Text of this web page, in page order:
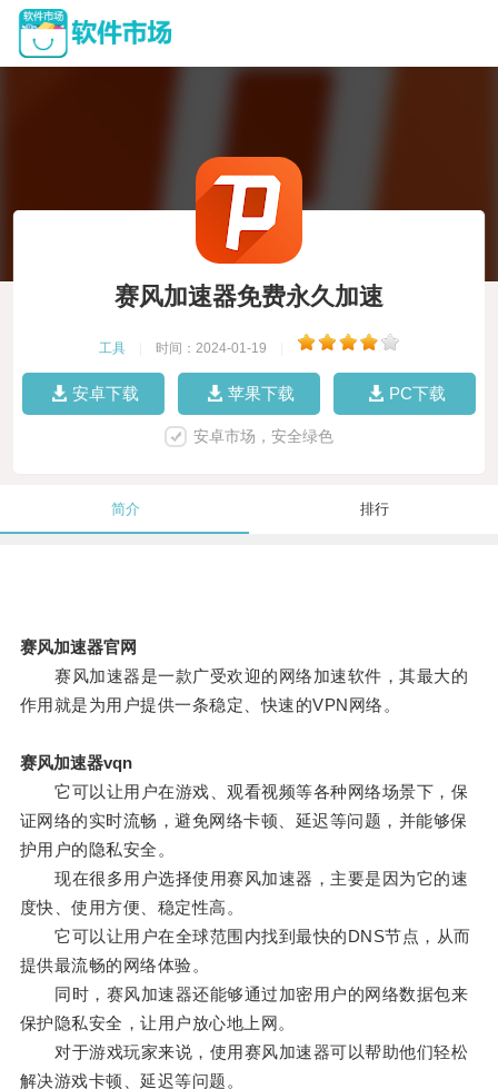
赛风加速器免费永久加速
工具 时间：2024-01-19
安卓下载 苹果下载 PC下载
安卓市场，安全绿色
简介 排行
赛风加速器官网
赛风加速器是一款广受欢迎的网络加速软件，其最大的
作用就是为用户提供一条稳定、快速的VPN网络。
赛风加速器vqn
它可以让用户在游戏、观看视频等各种网络场景下，保
证网络的实时流畅，避免网络卡顿、延迟等问题，并能够保
护用户的隐私安全。
现在很多用户选择使用赛风加速器，主要是因为它的速
度快、使用方便、稳定性高。
它可以让用户在全球范围内找到最快的DNS节点，从而
提供最流畅的网络体验。
同时，赛风加速器还能够通过加密用户的网络数据包来
保护隐私安全，让用户放心地上网。
对于游戏玩家来说，使用赛风加速器可以帮助他们轻松
解决游戏卡顿、延迟等问题。